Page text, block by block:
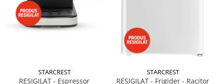
STARCREST
RESIGILAT - Espressor
STARCREST
RESIGILAT - Frigider - Racitor